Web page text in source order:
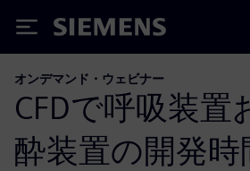
Siemens
オンデマンド・ウェビナー
CFDで呼吸装置
酔装置の開発時